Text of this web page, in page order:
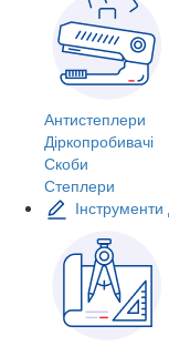
Антистеплери
Діркопробивачі
Скоби
Степлери